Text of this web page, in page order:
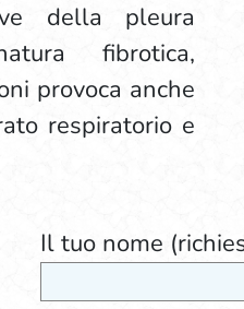
della pleura
fibrotica,
provoca anche
respiratorio e
Il tuo nome